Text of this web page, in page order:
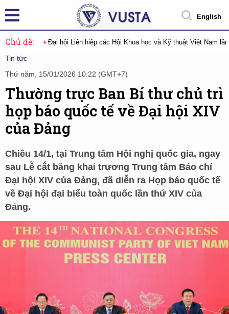
English
Chủ đề: Đại hội Liên hiệp các Hội Khoa học và Kỹ thuật Việt Nam
Tin tức
Thứ năm, 15/01/2026 10:22 (GMT+7)
Thường trực Ban Bí thư chủ trì
họp báo quốc tế về Đại hội XIV
của Đảng
Chiều 14/1, tại Trung tâm Hội nghị quốc gia, ngay
sau Lễ cắt băng khai trương Trung tâm Báo chí
Đại hội XIV của Đảng, đã diễn ra Họp báo quốc tế
về Đại hội đại biểu toàn quốc lần thứ XIV của
Đảng.